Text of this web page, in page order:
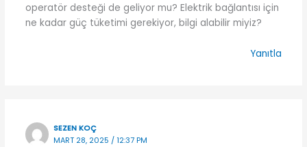
operatör desteği de geliyor mu? Elektrik bağlantısı için
ne kadar güç tüketimi gerekiyor, bilgi alabilir miyiz?
Yanıtla
SEZEN KOÇ
MART 28, 2025 / 12:37 PM